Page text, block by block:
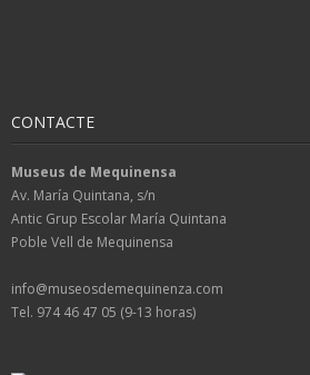
CONTACTE
Museus de Mequinensa
Av. María Quintana, s/n
Antic Grup Escolar María Quintana
Poble Vell de Mequinensa
info@museosdemequinenza.com
Tel. 974 46 47 05 (9-13 horas)